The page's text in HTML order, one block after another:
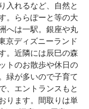
入れるなど、自然と
。ららぽーと等の大
へは一駅。銀座や丸
京ディズニーランド
。近隣には辰巳の森
トのお散歩や休日の
緑が多いので子育て
、エントランスもと
ります。間取りは単